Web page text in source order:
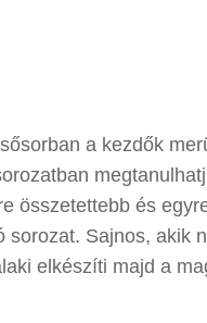
a kezdők
összetettebb és
Sajnos, akik
elkészíti majd a